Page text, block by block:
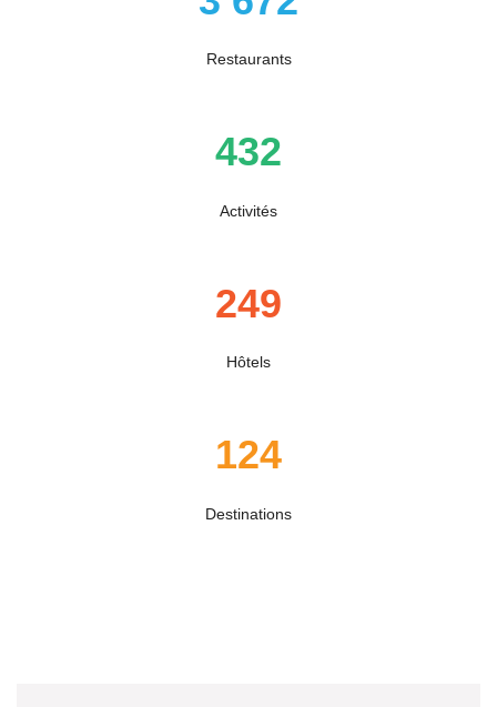
Restaurants
432
Activités
249
Hôtels
124
Destinations